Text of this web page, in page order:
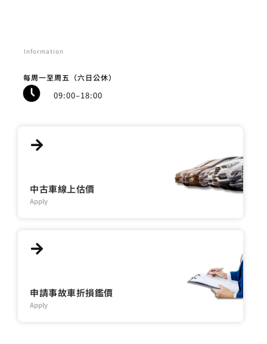
中古車線上估價
Apply
申請事故車折損鑑價
Apply
Information
每周一至周五（六日公休）
09:00–18:00